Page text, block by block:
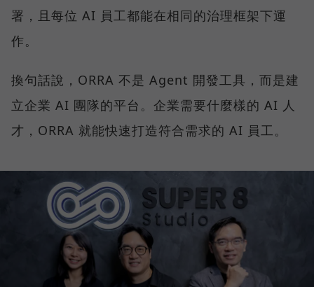
署，且每位 AI 員工都能在相同的治理框架下運
作。
換句話說，ORRA 不是 Agent 開發工具，而是建
立企業 AI 團隊的平台。企業需要什麼樣的 AI 人
才，ORRA 就能快速打造符合需求的 AI 員工。